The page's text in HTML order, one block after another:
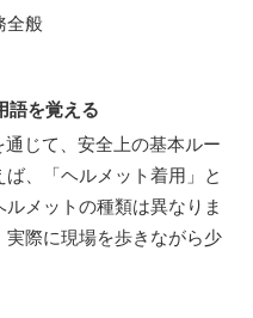
全般
語を覚える
じて、安全上の基本ルー
、「ヘルメット着用」と
メットの種類は異なりま
際に現場を歩きながら少